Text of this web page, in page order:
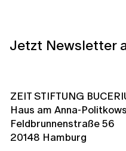
Jetzt Newsletter
ZEIT STIFTUNG
Haus am Anna-
Feldbrunnenstraße 56
20148 Hamburg